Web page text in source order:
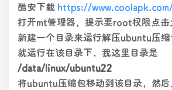
酷安下载 https://
打开mt管理器，提示要root权限点击
新建一个目录来运行解压ubuntu压
就运行在该目录下，我这里目录是
/data/linux/ubuntu22
将ubuntu压缩包移动到该目录，然